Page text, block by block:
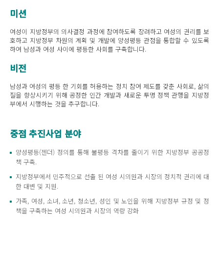
미션
여성이 지방정부의 의사결정 과정에 참여하도록 장려하고 여성의 권리를 보
호하고 지방정부 차원의 계획 및 개발에 양성평등 관점을 통합할 수 있도록
하여 남성과 여성 사이에 평등한 사회를 구축합니다.
비전
남성과 여성의 평등 한 기회를 허용하는 정치 참여 제도를 갖춘 사회로, 삶의
질을 향상시키기 위해 공정한 인간 개발과 새로운 투명 정책 관행을 지방정
부에서 시행하는 것을 추구합니다.
중점 추진사업 분야
양성평등(젠더) 정의를 통해 불평등 격차를 줄이기 위한 지방정부 공공정
책 구축.
지방정부에서 민주적으로 선출 된 여성 시의원과 시장의 정치적 권리에 대
한 대변 및 지원.
가족, 여성, 소녀, 소년, 청소년, 성인 및 노인을 위해 지방정부 규정 및 정
책을 구축하는 여성 시의원과 시장의 역량 강화